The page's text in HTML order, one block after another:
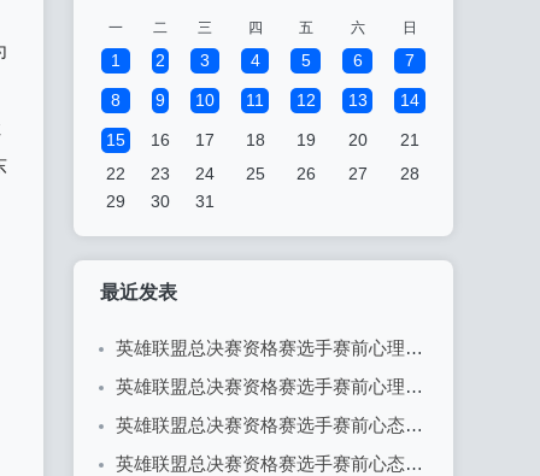
一 二 三 四 五 六 日
1 2 3 4 5 6 7
8 9 10 11 12 13 14
15 16 17 18 19 20
21
22
23 24 25 26 27
28
29
30 31
最近发表
英雄联盟总决赛资格赛选手赛前心理辅导：决胜心态的关键
英雄联盟总决赛资格赛选手赛前心理准备：决胜于心态之间
英雄联盟总决赛资格赛选手赛前心态调整的重要性
英雄联盟总决赛资格赛选手赛前心态分享